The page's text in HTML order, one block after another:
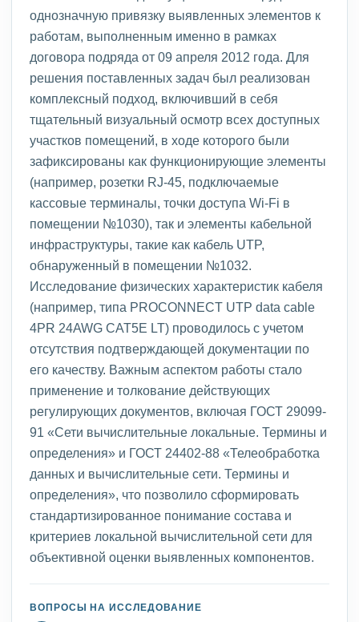
однозначную привязку выявленных элементов к
работам, выполненным именно в рамках
договора подряда от 09 апреля 2012 года. Для
решения поставленных задач был реализован
комплексный подход, включивший в себя
тщательный визуальный осмотр всех доступных
участков помещений, в ходе которого были
зафиксированы как функционирующие элементы
(например, розетки RJ-45, подключаемые
кассовые терминалы, точки доступа Wi-Fi в
помещении №1030), так и элементы кабельной
инфраструктуры, такие как кабель UTP,
обнаруженный в помещении №1032.
Исследование физических характеристик кабеля
(например, типа PROCONNECT UTP data cable
4PR 24AWG CAT5E LT) проводилось с учетом
отсутствия подтверждающей документации по
его качеству. Важным аспектом работы стало
применение и толкование действующих
регулирующих документов, включая ГОСТ 29099-
91 «Сети вычислительные локальные. Термины и
определения» и ГОСТ 24402-88 «Телеобработка
данных и вычислительные сети. Термины и
определения», что позволило сформировать
стандартизированное понимание состава и
критериев локальной вычислительной сети для
объективной оценки выявленных компонентов.
ВОПРОСЫ НА ИССЛЕДОВАНИЕ